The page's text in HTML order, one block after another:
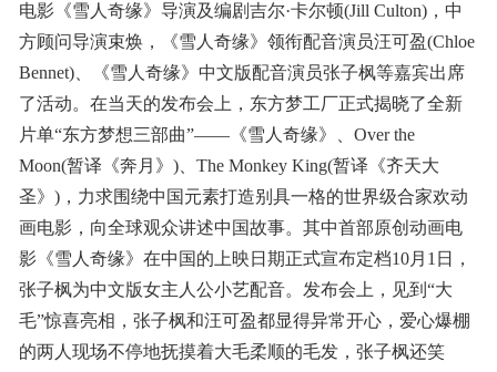
电影《雪人奇缘》导演及编剧吉尔·卡尔顿(Jill Culton)，中
方顾问导演束焕，《雪人奇缘》领衔配音演员汪可盈(Chloe
Bennet)、《雪人奇缘》中文版配音演员张子枫等嘉宾出席
了活动。在当天的发布会上，东方梦工厂正式揭晓了全新
片单“东方梦想三部曲”——《雪人奇缘》、Over the
Moon(暂译《奔月》)、The Monkey King(暂译《齐天大
圣》)，力求围绕中国元素打造别具一格的世界级合家欢动
画电影，向全球观众讲述中国故事。其中首部原创动画电
影《雪人奇缘》在中国的上映日期正式宣布定档10月1日，
张子枫为中文版女主人公小艺配音。发布会上，见到“大
毛”惊喜亮相，张子枫和汪可盈都显得异常开心，爱心爆棚
的两人现场不停地抚摸着大毛柔顺的毛发，张子枫还笑